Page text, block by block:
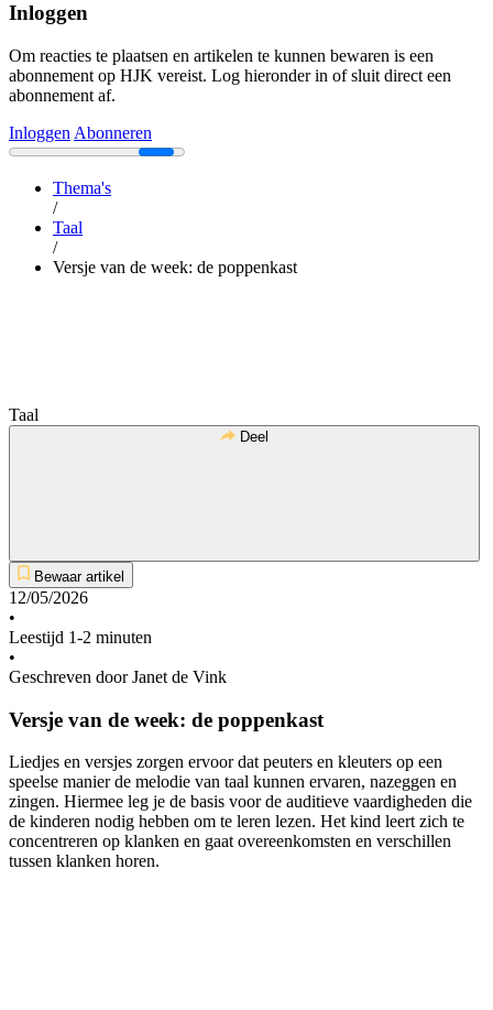
Inloggen
Om reacties te plaatsen en artikelen te kunnen bewaren is een
abonnement op HJK vereist. Log hieronder in of sluit direct een
abonnement af.
Inloggen Abonneren
Thema's
/
Taal
/
Versje van de week: de poppenkast
Taal
Deel
Bewaar artikel
12/05/2026
•
Leestijd 1-2 minuten
•
Geschreven door Janet de Vink
Versje van de week: de poppenkast
Liedjes en versjes zorgen ervoor dat peuters en kleuters op een
speelse manier de melodie van taal kunnen ervaren, nazeggen en
zingen. Hiermee leg je de basis voor de auditieve vaardigheden die
de kinderen nodig hebben om te leren lezen. Het kind leert zich te
concentreren op klanken en gaat overeenkomsten en verschillen
tussen klanken horen.